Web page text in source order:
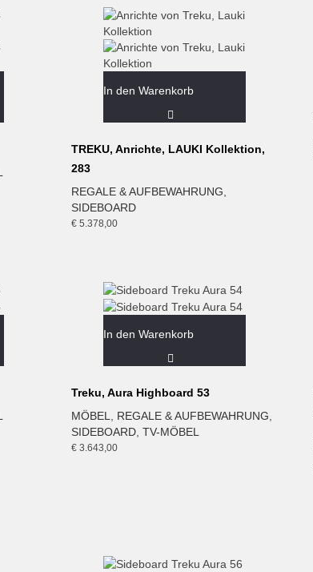
In den Warenkorb
TREKU, Anrichte, LAUKI Kollektion,
283
REGALE & AUFBEWAHRUNG
SIDEBOARD
€ 5.378,00
In den Warenkorb
Treku, Aura Highboard 53
MÖBEL
REGALE & AUFBEWAHRUNG
SIDEBOARD ,TV-MÖBEL
€ 3.643,00